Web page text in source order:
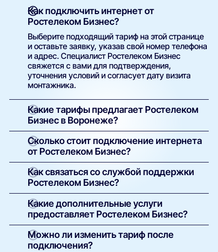
Как подключить интернет от
Ростелеком Бизнес?
Выберите подходящий тариф на этой странице
и оставьте заявку, указав свой номер телефона
и адрес. Специалист Ростелеком Бизнес
свяжется с вами для подтверждения,
уточнения условий и согласует дату визита
монтажника.
Какие тарифы предлагает Ростелеком
Бизнес в Воронеже?
В Воронеже доступны тарифы с различной
скоростью — от базовых до гигабитных. В
зависимости от выбранного плана можно
подключить пакеты с телевидением, домашней
или мобильной связью. Все актуальные
предложения — в карточках тарифов на этой
странице.
Сколько стоит подключение интернета
от Ростелеком Бизнес?
Подключение большинства тарифов
бесплатное. При наличии платной установки
оборудования это указано в описании.
Абонентская плата зависит от состава услуг —
её можно сравнить в интерфейсе сайта.
Как связаться со службой поддержки
Ростелеком Бизнес?
Контакты службы поддержки указаны в
договоре и на официальном сайте Ростелеком
Бизнес. Также вы можете оставить запрос
через нашу платформу — мы передадим
обращение напрямую оператору.
Какие дополнительные услуги
предоставляет Ростелеком Бизнес?
Провайдер предлагает:
Интерактивное ТВ (включая HD-каналы);
Можно ли изменить тариф после
подключения?